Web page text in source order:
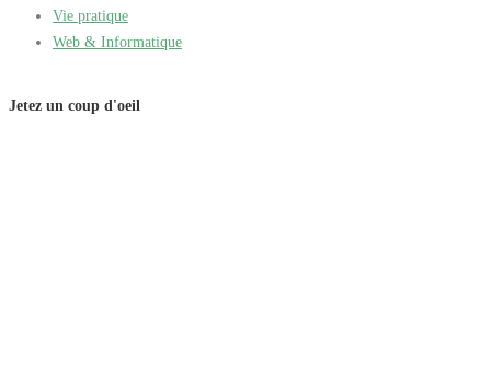
Vie pratique
Web & Informatique
Jetez un coup d'oeil